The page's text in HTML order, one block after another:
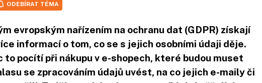
ODEBÍRAT TÉMA
evropským nařízením na ochranu dat (GDPR) získají
informací o tom, co se s jejich osobními údaji děje.
to pocítí při nákupu v e-shopech, které budou muset
se zpracováním údajů uvést, na co jejich e-maily či